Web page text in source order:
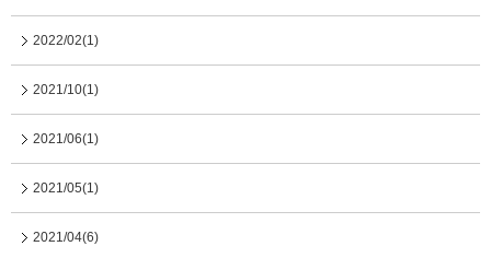
2022/02(1)
2021/10(1)
2021/06(1)
2021/05(1)
2021/04(6)